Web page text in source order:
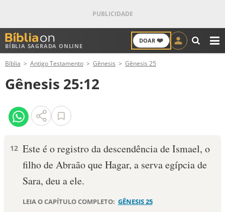
BÍBLIA SAGRADA ONLINE
DOAR ❤️
ANTIGO TESTAMENTO
NOVO TESTAMENTO
VERSÍCULOS
PALAVRA DO DIA
Bíblia Antigo Testamento Gênesis Gênesis 25
Gênesis 25:12
12 Este é o registro da descendência de Ismael, o
filho de Abraão que Hagar, a serva egíp­cia de
Sara, deu a ele.
LEIA O CAPÍTULO COMPLETO: GÊNESIS 25